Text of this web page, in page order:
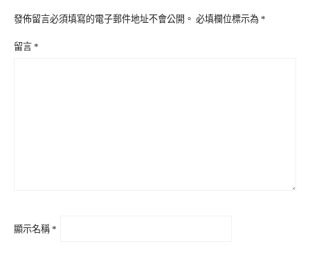
發佈留言必須填寫的電子郵件地址不會公開。 必填欄位標示為 *
留言 *
顯示名稱 *